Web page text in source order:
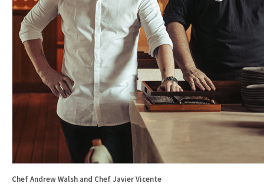
Chef Andrew Walsh and Chef Javier Vicente